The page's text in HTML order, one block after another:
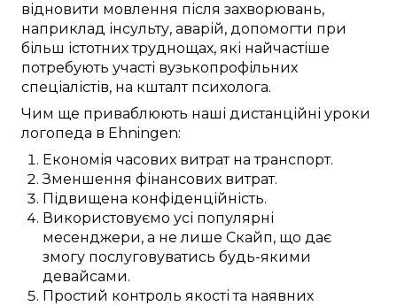
відновити мовлення після захворювань,
наприклад інсульту, аварій, допомогти при
більш істотнихтруднощах, які найчастіше
потребують участі вузькопрофільних
спеціалістів, на кшталт психолога.
Чим ще приваблюють наші дистанційні уроки
логопеда в Ehningen:
Економія часових витратнатранспорт.
Зменшення фінансових витрат.
Підвищена конфіденційність.
Використовуємо усі популярні
месенджери, а не лише Скайп, що дає
змогу послуговуватись будь-якими
девайсами.
Простий контроль якості та наявних